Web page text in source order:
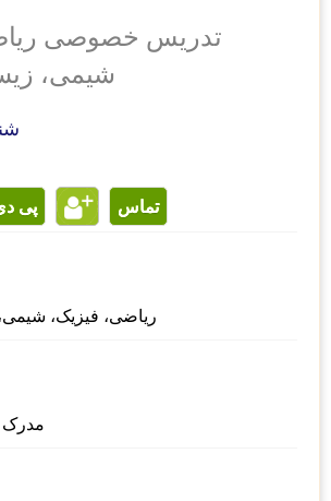
تدریس خصوصی
شیمی،
پی تماس
ریاضی، فیزیک،
مدرک